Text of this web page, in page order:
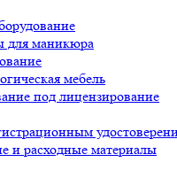
для маникюра
мебель
под лицензирование
и расходные материалы